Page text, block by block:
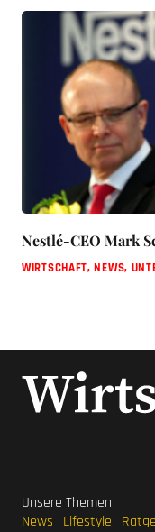
Nestlé-CEO Mark
WIRTSCHAFT,NEWS,
Unsere Themen
News
Lifestyle